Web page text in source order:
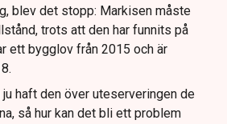
blev det stopp: Markisen måste
trots att den har funnits på
ett bygglov från 2015 och är
haft den över uteserveringen de
så hur kan det bli ett problem